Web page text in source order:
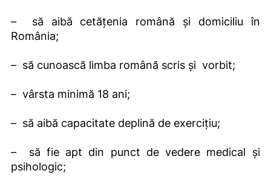
– să aibă cetăţenia română şi domiciliu în
România;
– să cunoască limba română scris şi vorbit;
– vârsta minimă 18 ani;
– să aibă capacitate deplină de exerciţiu;
– să fie apt din punct de vedere medical şi
psihologic;